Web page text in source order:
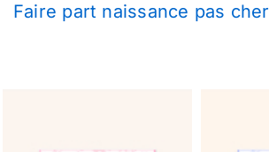
Faire part naissance pas cher